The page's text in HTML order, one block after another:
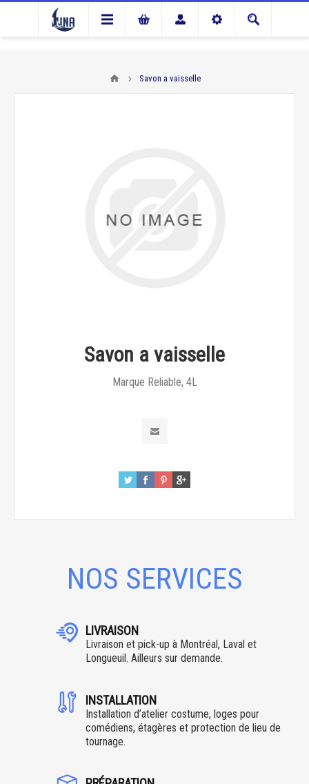
Savon a vaisselle
Savon a vaisselle
Marque Reliable, 4L
NOS SERVICES
LIVRAISON
Livraison et pick-up à Montréal, Laval et
Longueuil. Ailleurs sur demande.
INSTALLATION
Installation d’atelier costume, loges pour
comédiens, étagères et protection de lieu de
tournage.